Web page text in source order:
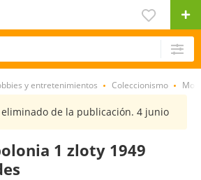
y entretenimientos Coleccionismo
de la publicación. 4 junio
1 zloty 1949